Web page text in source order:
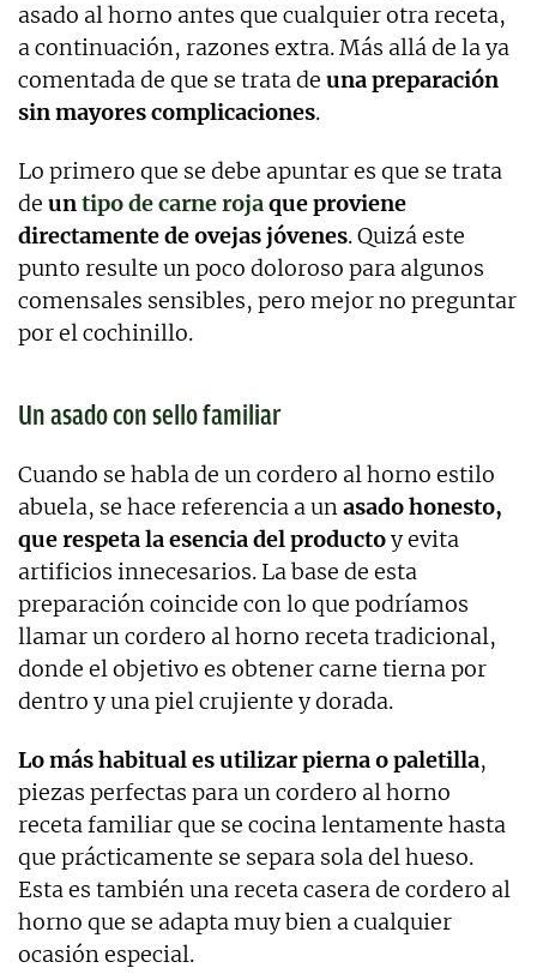
asado al horno antes que cualquier otra receta,
a continuación, razones extra. Más allá de la ya
comentada de que se trata de una preparación
sin mayores complicaciones.
Lo primero que se debe apuntar es que se trata
de untipo de carne rojaque proviene
directamente de ovejas jóvenes. Quizá este
punto resulte un poco doloroso para algunos
comensales sensibles, pero mejor no preguntar
por el cochinillo.
Un asado con sello familiar
Cuando se habla de un cordero al horno estilo
abuela, se hace referencia a unasado honesto,
que respeta la esencia del productoy evita
artificios innecesarios. La base de esta
preparación coincide con lo que podríamos
llamar un cordero al horno receta tradicional,
donde el objetivo es obtener carne tierna por
dentro y una piel crujiente y dorada.
Lo más habitual es utilizar pierna o paletilla,
piezas perfectas para un cordero al horno
receta familiar que se cocina lentamente hasta
que prácticamente se separa sola del hueso.
Esta es también una receta casera de cordero al
horno que se adapta muy bien a cualquier
ocasión especial.